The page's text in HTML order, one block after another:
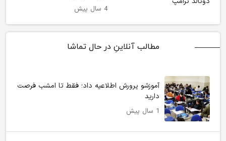
4 سال پیش
مطالب آنلاینِ در حال تماشا
آموزشو پرورش اطلاعیه داد؛ فقط تا امشب فرصت
دارید
1 سال پیش